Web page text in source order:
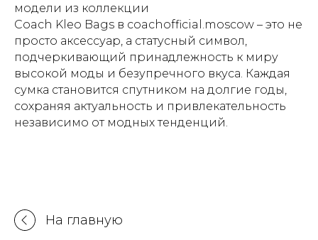
модели из коллекции
Coach Kleo Bags в coachofficial.moscow – это не
просто аксессуар, а статусный символ,
подчеркивающий принадлежность к миру
высокой моды и безупречного вкуса. Каждая
сумка становится спутником на долгие годы,
сохраняя актуальность и привлекательность
независимо от модных тенденций.
На главную